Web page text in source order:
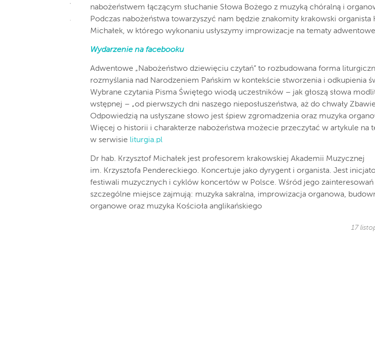
nabożeństwem łączącym słuchanie Słowa Bożego z muzyką chóralną i
Podczas nabożeństwa towarzyszyć nam będzie znakomity krakowski organista
Michałek, w którego wykonaniu usłyszymy improwizacje na tematy
Wydarzenie na facebooku
Adwentowe „Nabożeństwo dziewięciu czytań” to rozbudowana forma
rozmyślania nad Narodzeniem Pańskim w kontekście stworzenia i odkupienia
Wybrane czytania Pisma Świętego wiodą uczestników – jak głoszą słowa
wstępnej – „od pierwszych dni naszego nieposłuszeństwa, aż do chwały
Odpowiedzią na usłyszane słowo jest śpiew zgromadzenia oraz muzyka
Więcej o historii i charakterze nabożeństwa możecie przeczytać w artykule na
w serwisie liturgia.pl
Dr hab. Krzysztof Michałek jest profesorem krakowskiej Akademii Muzycznej
im. Krzysztofa Pendereckiego. Koncertuje jako dyrygent i organista. Jest
festiwali muzycznych i cyklów koncertów w Polsce. Wśród jego zainteresowań
szczególne miejsce zajmują: muzyka sakralna, improwizacja organowa,
organowe oraz muzyka Kościoła anglikańskiego
17